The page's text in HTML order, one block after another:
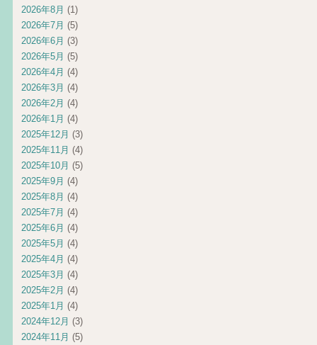
2026年8月 (1)
2026年7月 (5)
2026年6月 (3)
2026年5月 (5)
2026年4月 (4)
2026年3月 (4)
2026年2月 (4)
2026年1月 (4)
2025年12月 (3)
2025年11月 (4)
2025年10月 (5)
2025年9月 (4)
2025年8月 (4)
2025年7月 (4)
2025年6月 (4)
2025年5月 (4)
2025年4月 (4)
2025年3月 (4)
2025年2月 (4)
2025年1月 (4)
2024年12月 (3)
2024年11月 (5)